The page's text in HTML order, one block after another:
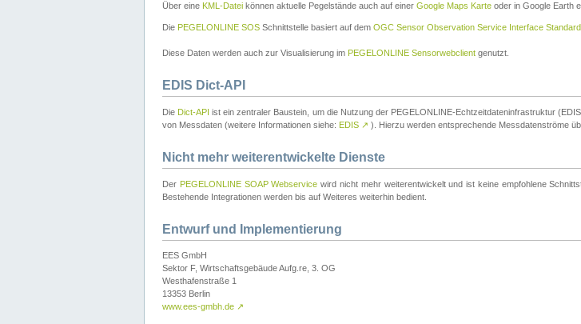
Über eine KML-Datei können aktuelle Pegelstände auch auf einer Google Maps Karte oder in Google Earth
Die PEGELONLINE SOS Schnittstelle basiert auf dem OGC Sensor Observation Service Interface
Diese Daten werden auch zur Visualisierung im PEGELONLINE Sensorwebclient genutzt.
EDIS Dict-API
Die Dict-API ist ein zentraler Baustein, um die Nutzung der PEGELONLINE-Echtzeitdateninfrastruktur
von Messdaten (weitere Informationen siehe: EDIS ↗ ). Hierzu werden entsprechende Messdatenströme
Nicht mehr weiterentwickelte Dienste
Der PEGELONLINE SOAP Webservice wird nicht mehr weiterentwickelt und ist keine empfohlene
Bestehende Integrationen werden bis auf Weiteres weiterhin bedient.
Entwurf und Implementierung
EES GmbH
Sektor F, Wirtschaftsgebäude Aufg.re, 3. OG
Westhafenstraße 1
13353 Berlin
www.ees-gmbh.de ↗